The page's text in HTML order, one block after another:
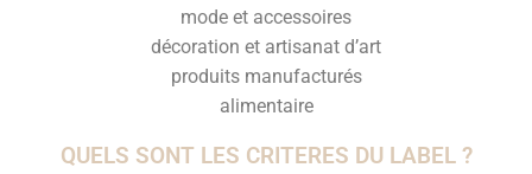
mode et accessoires
décoration et artisanat d’art
produits manufacturés
alimentaire
QUELS SONT LES CRITERES DU LABEL ?